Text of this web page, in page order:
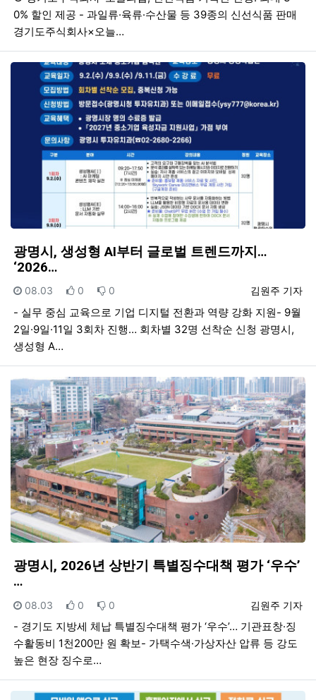
0% 할인 제공 - 과일류·육류·수산물 등 39종의 신선식품 판매
경기도주식회사×오늘…
광명시, 생성형 AI부터 글로벌 트렌드까지…
‘2026…
등록자
김원주 기자
등록일
08.03 추천
0 비추천
0
- 실무 중심 교육으로 기업 디지털 전환과 역량 강화 지원- 9월
2일·9일·11일 3회차 진행… 회차별 32명 선착순 신청 광명시,
생성형 A…
광명시, 2026년 상반기 특별징수대책 평가 ‘우수’
…
등록자
김원주 기자
등록일
08.03 추천
0 비추천
0
- 경기도 지방세 체납 특별징수대책 평가 ‘우수’… 기관표창·징
수활동비 1천200만 원 확보- 가택수색·가상자산 압류 등 강도
높은 현장 징수로…